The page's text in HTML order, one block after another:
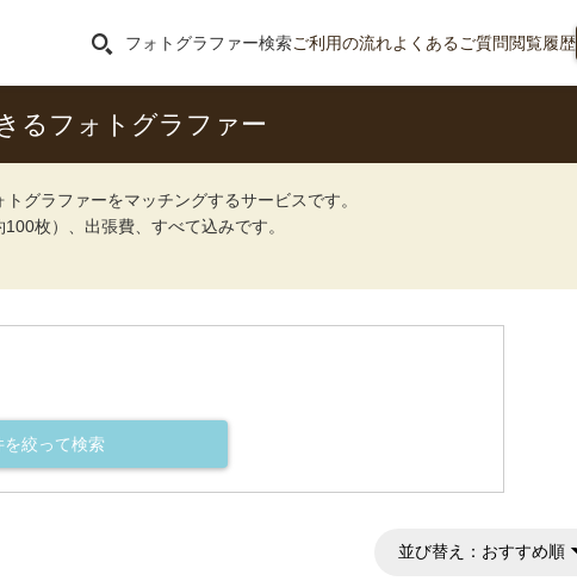
フォトグラファー検索ご利用の流れよくあるご質問閲覧履歴
るフォトグラファー
グラファーをマッチングするサービスです。
枚）、出張費、すべて込みです。
を絞って検索
並び替え： おすすめ順